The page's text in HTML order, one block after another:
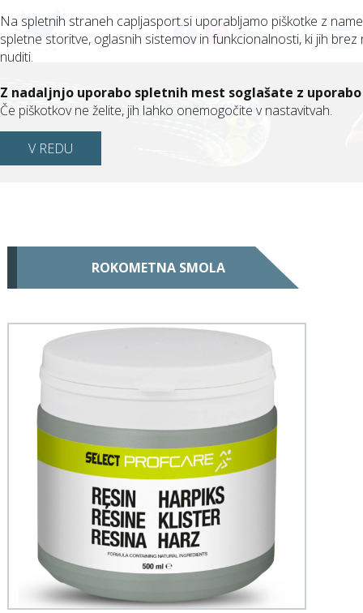
(0)
ROKOMETNA SMOLA
Na spletnih straneh capljasport.si uporabljamo piškotke z
spletne storitve, oglasnih sistemov in funkcionalnosti, ki jih brez
nuditi.
Z nadaljnjo uporabo spletnih mest soglašate z
Če piškotkov ne želite, jih lahko onemogočite v nastavitvah.
V REDU